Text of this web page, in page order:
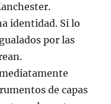
identidad. Si lo
por las
de capas